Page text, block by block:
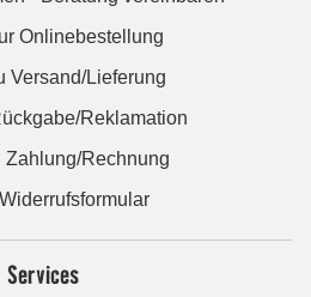
Onlinebestellung
Versand/Lieferung
Reklamation
Zahlung/Rechnung
Services